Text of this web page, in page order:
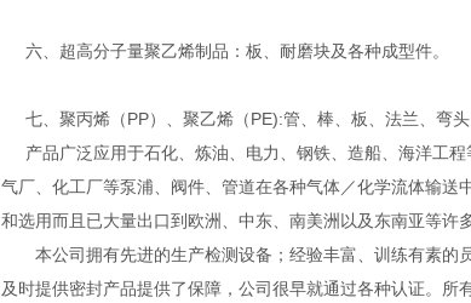
六、超高分子量聚乙烯制品：板、耐磨块及各种成型件。
七、聚丙烯（PP）、聚乙烯（PE):管、棒、板、法兰、弯头
产品广泛应用于石化、炼油、电力、钢铁、造船、海洋工程
气厂、化工厂等泵浦、阀件、管道在各种气体／化学流体输送
和选用而且已大量出口到欧洲、中东、南美洲以及东南亚等许
本公司拥有先进的生产检测设备；经验丰富、训练有素的
及时提供密封产品提供了保障，公司很早就通过各种认证。所